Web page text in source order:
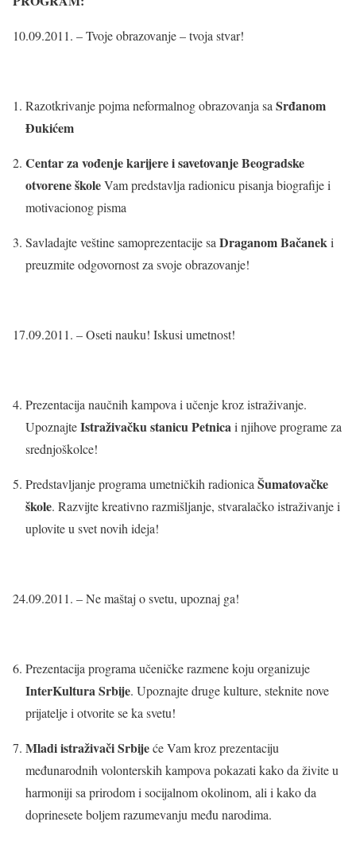
10.09.2011. – Tvoje obrazovanje – tvoja stvar!
Razotkrivanje pojma neformalnog obrazovanja sa Srđanom
Đukićem
Centar za vođenje karijere i savetovanje Beogradske
otvorene školeVam predstavlja radionicu pisanja biografije i
motivacionog pisma
Savladajte veštine samoprezentacije sa Draganom Bačaneki
preuzmite odgovornost za svoje obrazovanje!
17.09.2011. – Oseti nauku! Iskusi umetnost!
Prezentacija naučnih kampova i učenje kroz istraživanje.
UpoznajteIstraživačku stanicu Petnicai njihove programe za
srednjoškolce!
Predstavljanje programa umetničkih radionica Šumatovačke
škole. Razvijte kreativno razmišljanje, stvaralačko istraživanje i
uplovite u svet novih ideja!
24.09.2011. – Ne maštaj o svetu, upoznaj ga!
Prezentacija programa učeničke razmene koju organizuje
InterKultura Srbije. Upoznajte druge kulture, steknite nove
prijatelje i otvorite se ka svetu!
Mladi istraživači Srbijeće Vam kroz prezentaciju
međunarodnih volonterskih kampova pokazati kako da živite u
harmoniji sa prirodom i socijalnom okolinom, ali i kako da
doprinesete boljem razumevanju među narodima.